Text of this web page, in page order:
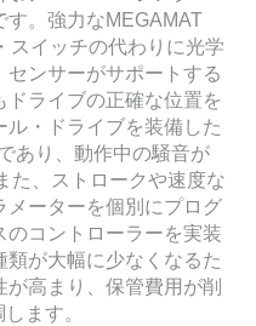
す。強力なMEGAMAT
スイッチの代わりに光学
ンサーがサポートする
ライブの正確な位置を
・ドライブを装備した
あり、動作中の騒音が
た、ストロークや速度な
メーターを個別にプログ
のコントローラーを実装
類が大幅に少なくなるた
高まり、保管費用が削
ます。